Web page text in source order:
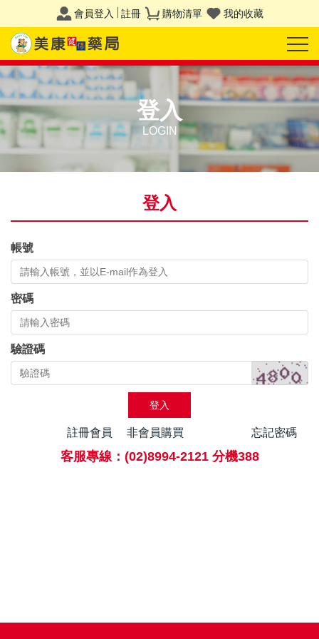
會員登入 註冊 購物清單 我的收藏
登入
LOGIN
登入
帳號
密碼
驗證碼
登入
註冊會員 忘記密碼
非會員購買
客服專線：(02)8994-2121 分機388